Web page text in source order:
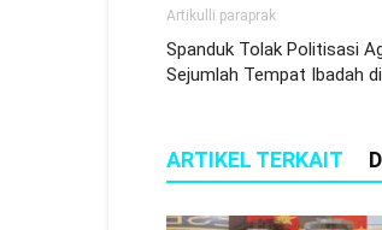
Artikulli paraprak
Spanduk Tolak Politisasi
Sejumlah Tempat Ibadah
ARTIKEL TERKAIT